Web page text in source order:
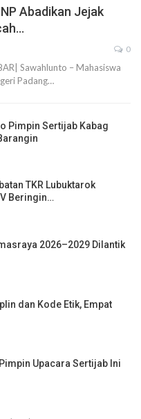
Abadikan Jejak
0
Sawahlunto – Mahasiswa
Padang…
Pimpin Sertijab Kabag
TKR Lubuktarok
Beringin…
2026–2029 Dilantik
dan Kode Etik, Empat
Upacara Sertijab Ini